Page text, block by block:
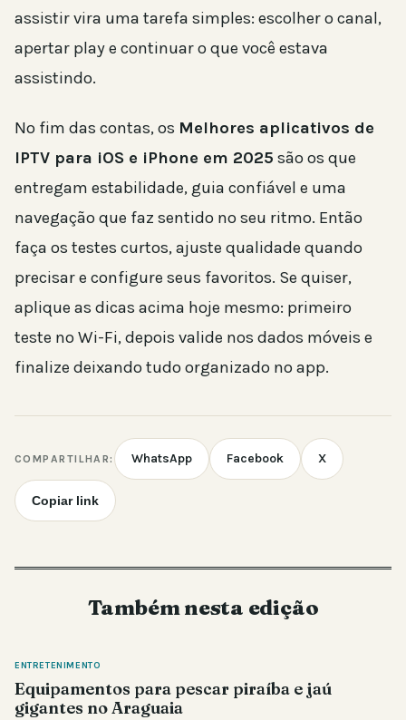
assistir vira uma tarefa simples: escolher o canal,
apertar play e continuar o que você estava
assistindo.
No fim das contas, os Melhores aplicativos de
IPTV para iOS e iPhone em 2025 são os que
entregam estabilidade, guia confiável e uma
navegação que faz sentido no seu ritmo. Então
faça os testes curtos, ajuste qualidade quando
precisar e configure seus favoritos. Se quiser,
aplique as dicas acima hoje mesmo: primeiro
teste no Wi-Fi, depois valide nos dados móveis e
finalize deixando tudo organizado no app.
COMPARTILHAR: WhatsApp Facebook X
Copiar link
Também nesta edição
ENTRETENIMENTO
Equipamentos para pescar piraíba e jaú
gigantes no Araguaia